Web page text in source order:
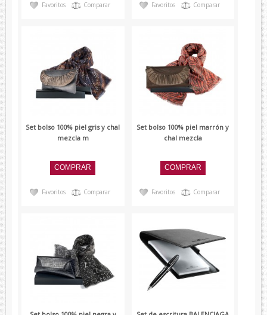
Favoritos Comparar Favoritos Comparar
Set bolso 100% piel gris y chal
mezcla m
Favoritos Comparar
Set bolso 100% piel marrón y
chal mezcla
Favoritos Comparar